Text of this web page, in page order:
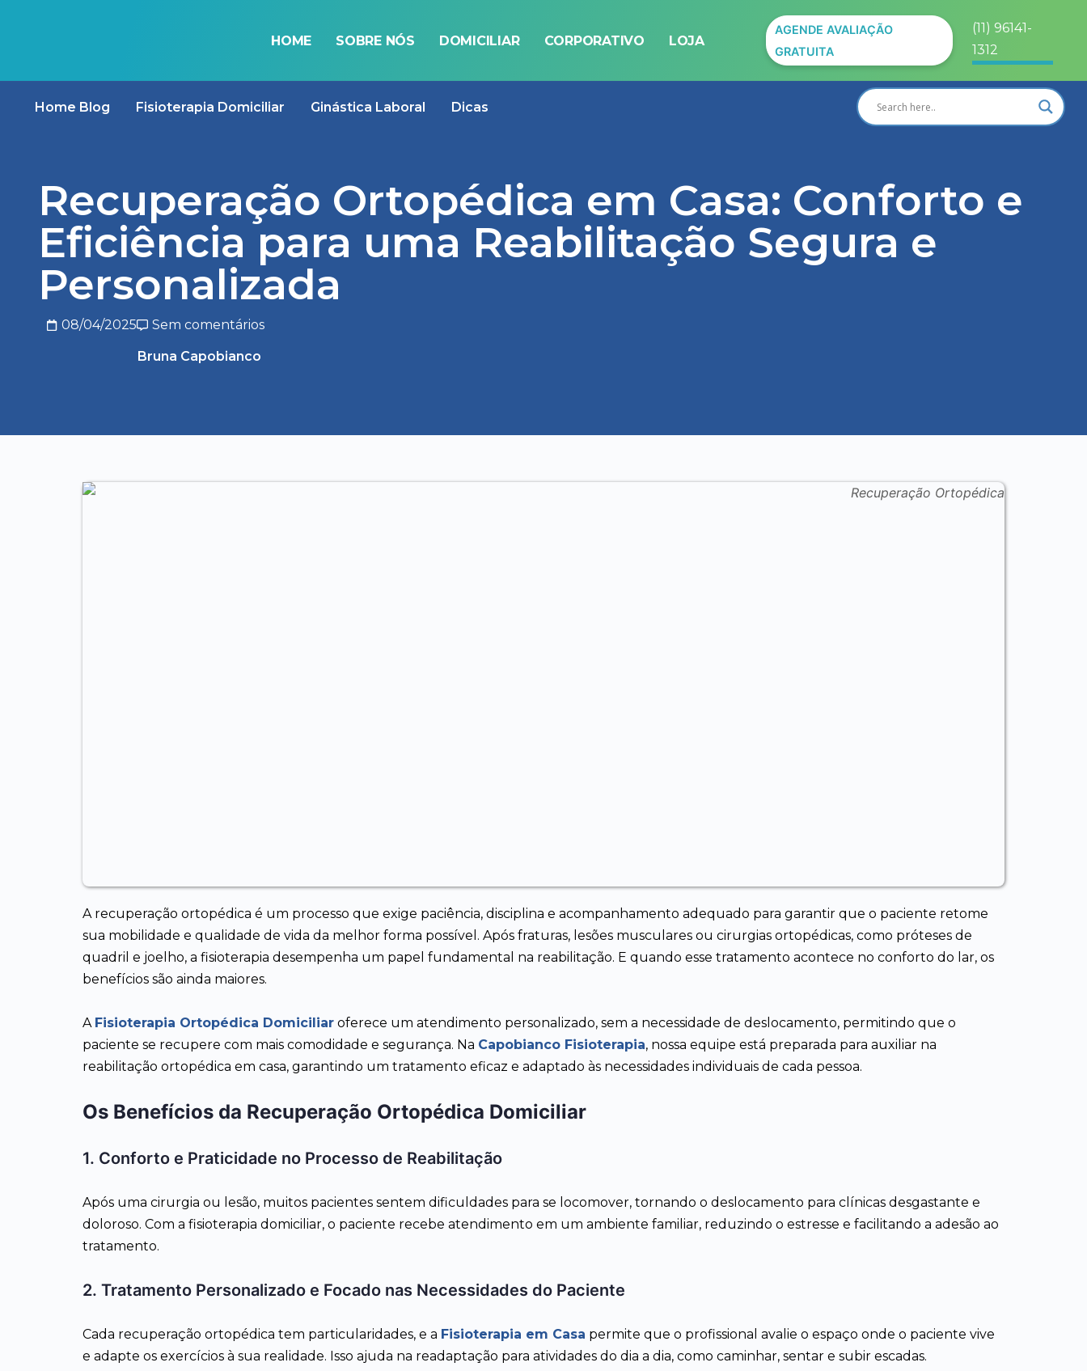
HOME SOBRE NÓS DOMICILIAR CORPORATIVO LOJA
BLOG
AGENDE AVALIAÇÃO
GRATUITA
(11) 96141-
1312
Home Blog Fisioterapia Domiciliar Ginástica Laboral Dicas
Recuperação Ortopédica em Casa: Conforto e
Eficiência para uma Reabilitação Segura e
Personalizada
08/04/2025 Sem comentários
Bruna Capobianco
A recuperação ortopédica é um processo que exige paciência, disciplina e acompanhamento adequado para garantir que o paciente retome
sua mobilidade e qualidade de vida da melhor forma possível. Após fraturas, lesões musculares ou cirurgias ortopédicas, como próteses de
quadril e joelho, a fisioterapia desempenha um papel fundamental na reabilitação. E quando esse tratamento acontece no conforto do lar, os
benefícios são ainda maiores.
A Fisioterapia Ortopédica Domiciliar oferece um atendimento personalizado, sem a necessidade de deslocamento, permitindo que o
paciente se recupere com mais comodidade e segurança. Na Capobianco Fisioterapia, nossa equipe está preparada para auxiliar na
reabilitação ortopédica em casa, garantindo um tratamento eficaz e adaptado às necessidades individuais de cada pessoa.
Os Benefícios da Recuperação Ortopédica Domiciliar
1. Conforto e Praticidade no Processo de Reabilitação
Após uma cirurgia ou lesão, muitos pacientes sentem dificuldades para se locomover, tornando o deslocamento para clínicas desgastante e
doloroso. Com a fisioterapia domiciliar, o paciente recebe atendimento em um ambiente familiar, reduzindo o estresse e facilitando a adesão ao
tratamento.
2. Tratamento Personalizado e Focado nas Necessidades do Paciente
Cada recuperação ortopédica tem particularidades, e a Fisioterapia em Casa permite que o profissional avalie o espaço onde o paciente vive
e adapte os exercícios à sua realidade. Isso ajuda na readaptação para atividades do dia a dia, como caminhar, sentar e subir escadas.